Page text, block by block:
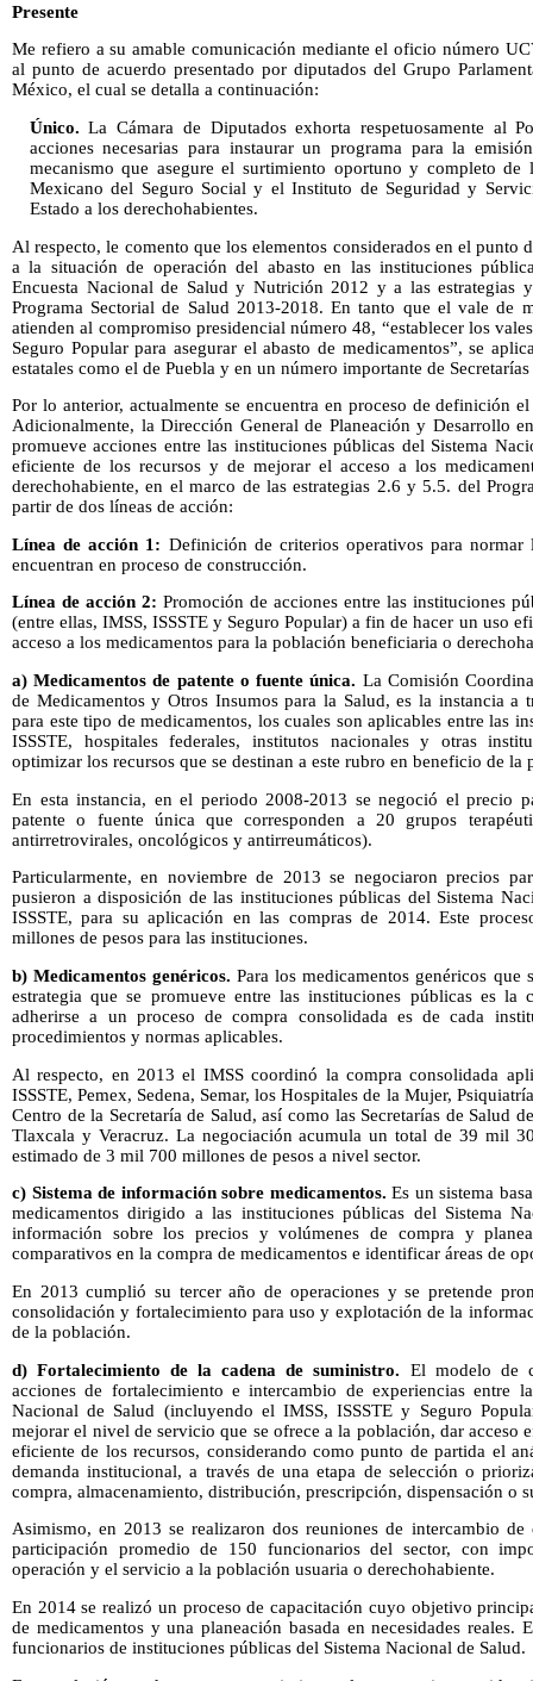
Presente
Me refiero a su amable comunicación mediante el oficio número
al punto de acuerdo presentado por diputados del Grupo
México, el cual se detalla a continuación:
Único. La Cámara de Diputados exhorta respetuosamente al
acciones necesarias para instaurar un programa para la
mecanismo que asegure el surtimiento oportuno y completo de
Mexicano del Seguro Social y el Instituto de Seguridad y
Estado a los derechohabientes.
Al respecto, le comento que los elementos considerados en el punto
a la situación de operación del abasto en las instituciones
Encuesta Nacional de Salud y Nutrición 2012 y a las estrategias
Programa Sectorial de Salud 2013-2018. En tanto que el vale de
atienden al compromiso presidencial número 48, “establecer los
Seguro Popular para asegurar el abasto de medicamentos”, se
estatales como el de Puebla y en un número importante de Secretarías
Por lo anterior, actualmente se encuentra en proceso de definición
Adicionalmente, la Dirección General de Planeación y Desarrollo
promueve acciones entre las instituciones públicas del Sistema
eficiente de los recursos y de mejorar el acceso a los
derechohabiente, en el marco de las estrategias 2.6 y 5.5. del
partir de dos líneas de acción:
Línea de acción 1: Definición de criterios operativos para
encuentran en proceso de construcción.
Línea de acción 2: Promoción de acciones entre las instituciones
(entre ellas, IMSS, ISSSTE y Seguro Popular) a fin de hacer un uso
acceso a los medicamentos para la población beneficiaria o
a) Medicamentos de patente o fuente única. La Comisión
de Medicamentos y Otros Insumos para la Salud, es la instancia a
para este tipo de medicamentos, los cuales son aplicables entre las
ISSSTE, hospitales federales, institutos nacionales y otras
optimizar los recursos que se destinan a este rubro en beneficio de
En esta instancia, en el periodo 2008-2013 se negoció el precio
patente o fuente única que corresponden a 20 grupos
antirretrovirales, oncológicos y antirreumáticos).
Particularmente, en noviembre de 2013 se negociaron precios
pusieron a disposición de las instituciones públicas del Sistema
ISSSTE, para su aplicación en las compras de 2014. Este
millones de pesos para las instituciones.
b) Medicamentos genéricos. Para los medicamentos genéricos
estrategia que se promueve entre las instituciones públicas es la
adherirse a un proceso de compra consolidada es de cada
procedimientos y normas aplicables.
Al respecto, en 2013 el IMSS coordinó la compra consolidada
ISSSTE, Pemex, Sedena, Semar, los Hospitales de la Mujer,
Centro de la Secretaría de Salud, así como las Secretarías de Salud
Tlaxcala y Veracruz. La negociación acumula un total de 39 mil
estimado de 3 mil 700 millones de pesos a nivel sector.
c) Sistema de información sobre medicamentos. Es un sistema
medicamentos dirigido a las instituciones públicas del Sistema
información sobre los precios y volúmenes de compra y
comparativos en la compra de medicamentos e identificar áreas de
En 2013 cumplió su tercer año de operaciones y se pretende
consolidación y fortalecimiento para uso y explotación de la
de la población.
d) Fortalecimiento de la cadena de suministro. El modelo de
acciones de fortalecimiento e intercambio de experiencias entre
Nacional de Salud (incluyendo el IMSS, ISSSTE y Seguro
mejorar el nivel de servicio que se ofrece a la población, dar acceso
eficiente de los recursos, considerando como punto de partida el
demanda institucional, a través de una etapa de selección o
compra, almacenamiento, distribución, prescripción, dispensación o
Asimismo, en 2013 se realizaron dos reuniones de intercambio
participación promedio de 150 funcionarios del sector, con
operación y el servicio a la población usuaria o derechohabiente.
En 2014 se realizó un proceso de capacitación cuyo objetivo
de medicamentos y una planeación basada en necesidades reales.
funcionarios de instituciones públicas del Sistema Nacional de Salud.